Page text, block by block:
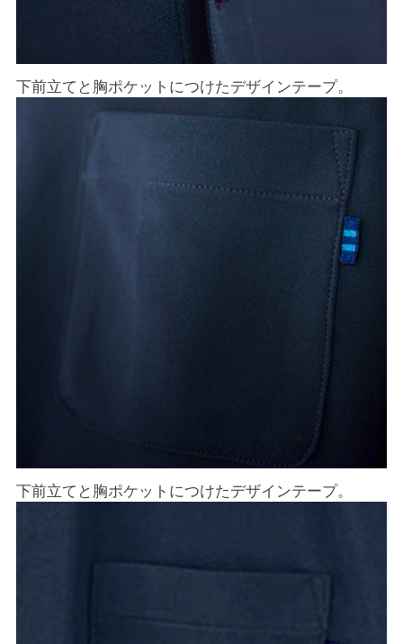
下前立てと胸ポケットにつけたデザインテープ。
下前立てと胸ポケットにつけたデザインテープ。